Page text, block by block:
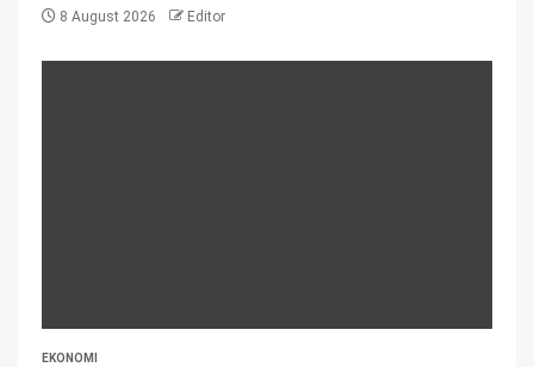
8 August 2026 Editor
EKONOMI